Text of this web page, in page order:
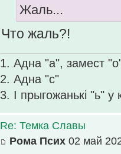
Жаль...
Что жаль?!
1. Адна "а", замест
2. Адна "с"
3. І прыгожанькі "ь" у
Re: Темка Славы
Рома Псих 02 май